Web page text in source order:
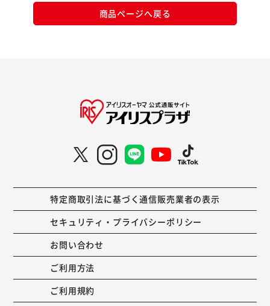
商品ページへ戻る
特定商取引法に基づく通信販売業者の表示
セキュリティ・プライバシーポリシー
お問い合わせ
ご利用方法
ご利用規約